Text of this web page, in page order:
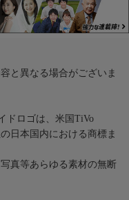
と異なる場合がございま
ドロゴは、米国TiVo
日本国内における商標ま
真等あらゆる素材の無断